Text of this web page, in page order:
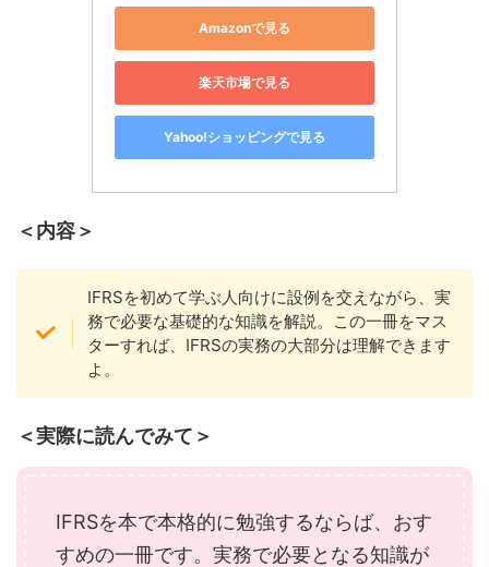
Amazonで見る
楽天市場で見る
Yahoo!ショッピングで見る
＜内容＞
IFRSを初めて学ぶ人向けに設例を交えながら、実
務で必要な基礎的な知識を解説。この一冊をマス
ターすれば、IFRSの実務の大部分は理解できます
よ。
＜実際に読んでみて＞
IFRSを本で本格的に勉強するならば、おす
すめの一冊です。実務で必要となる知識が